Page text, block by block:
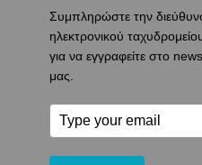
Συμπληρώστε την
ηλεκτρονικού
για να εγγραφείτε στο
μας.